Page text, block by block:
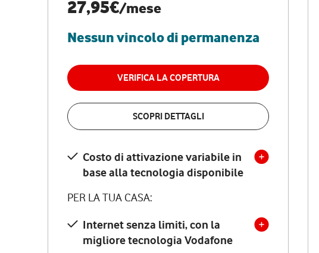
27,95€/mese
Nessun vincolo di permanenza
VERIFICA LA COPERTURA
SCOPRI DETTAGLI
Costo di attivazione variabile in
base alla tecnologia disponibile
PER LA TUA CASA:
Internet senza limiti, con la
migliore tecnologia Vodafone